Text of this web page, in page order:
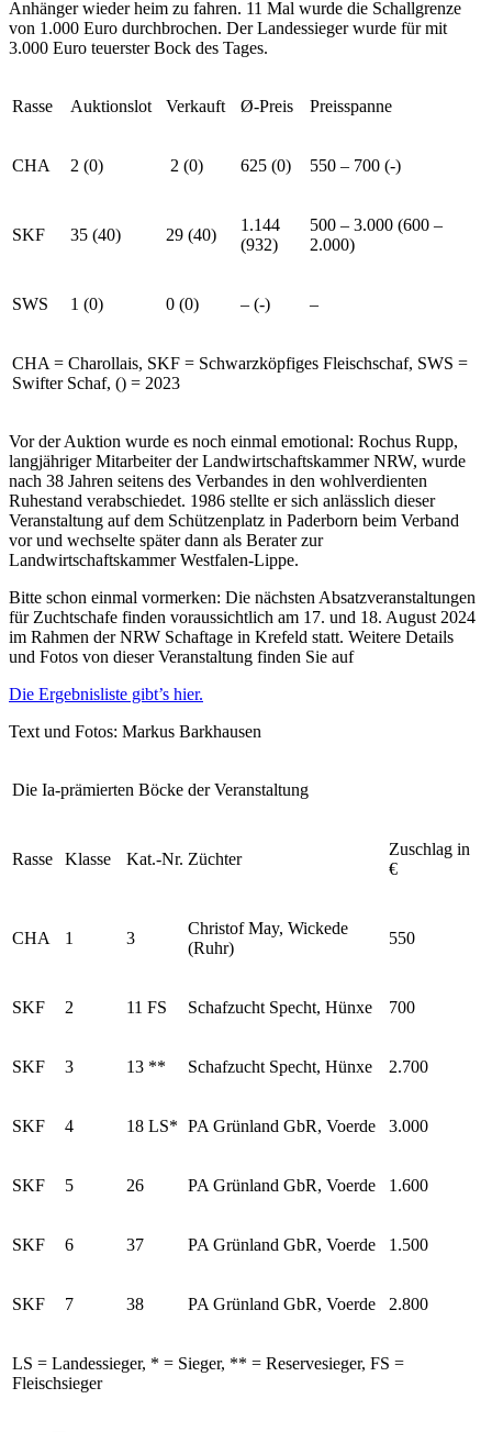
Anhänger wieder heim zu fahren. 11 Mal wurde die Schallgrenze
von 1.000 Euro durchbrochen. Der Landessieger wurde für mit
3.000 Euro teuerster Bock des Tages.
Rasse Auktionslot Verkauft Ø-Preis Preisspanne
CHA 2 (0) 2 (0) 625 (0) 550 – 700 (-)
SKF 35 (40) 29 (40)
1.144
(932)
500 – 3.000 (600 –
2.000)
SWS 1 (0) 0 (0) – (-) –
CHA = Charollais, SKF = Schwarzköpfiges Fleischschaf, SWS =
Swifter Schaf, () = 2023
Vor der Auktion wurde es noch einmal emotional: Rochus Rupp,
langjähriger Mitarbeiter der Land­wirt­schaftskammer NRW, wurde
nach 38 Jahren seitens des Verbandes in den wohlverdienten
Ruhestand verabschiedet. 1986 stellte er sich anlässlich dieser
Veranstaltung auf dem Schützenplatz in Paderborn beim Verband
vor und wechselte später dann als Berater zur
Landwirtschaftskammer Westfalen-Lippe.
Bitte schon einmal vormerken: Die nächsten Absatzveranstaltungen
für Zuchtschafe finden voraus­sichtlich am 17. und 18. August 2024
im Rahmen der NRW Schaftage in Krefeld statt. Weitere Details
und Fotos von dieser Veranstaltung finden Sie auf
Die Ergebnisliste gibt’s hier.
Text und Fotos: Markus Barkhausen
Die Ia-prämierten Böcke der Veranstaltung
Rasse Klasse Kat.-Nr. Züchter
Zuschlag in
€
CHA 1 3
Christof May, Wickede
(Ruhr)
550
SKF 2 11 FS Schafzucht Specht, Hünxe 700
SKF 3 13 ** Schafzucht Specht, Hünxe 2.700
SKF 4 18 LS* PA Grünland GbR, Voerde 3.000
SKF 5 26 PA Grünland GbR, Voerde 1.600
SKF 6 37 PA Grünland GbR, Voerde 1.500
SKF 7 38 PA Grünland GbR, Voerde 2.800
LS = Landessieger, * = Sieger, ** = Reservesieger, FS =
Fleischsieger